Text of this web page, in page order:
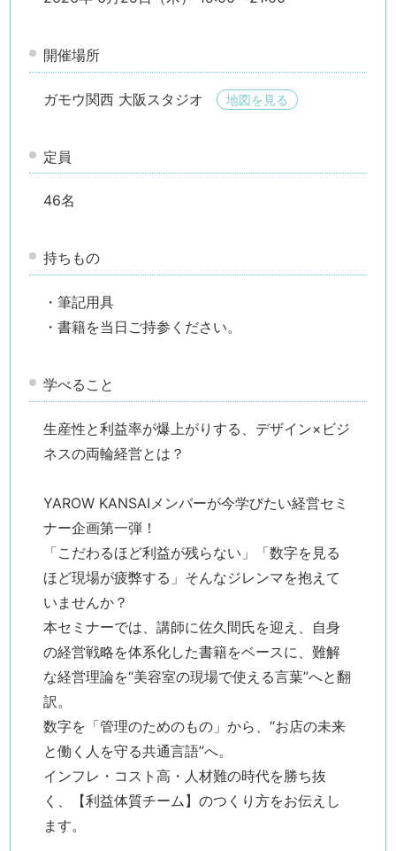
開催場所
ガモウ関西 大阪スタジオ 地図を見る
定員
46名
持ちもの
・筆記用具
・書籍を当日ご持参ください。
学べること
生産性と利益率が爆上がりする、デザイン×ビジ
ネスの両輪経営とは？
YAROW KANSAIメンバーが今学びたい経営セミ
ナー企画第一弾！
「こだわるほど利益が残らない」「数字を見る
ほど現場が疲弊する」そんなジレンマを抱えて
いませんか？
本セミナーでは、講師に佐久間氏を迎え、自身
の経営戦略を体系化した書籍をベースに、難解
な経営理論を“美容室の現場で使える言葉”へと翻
訳。
数字を「管理のためのもの」から、“お店の未来
と働く人を守る共通言語”へ。
インフレ・コスト高・人材難の時代を勝ち抜
く、【利益体質チーム】のつくり方をお伝えし
ます。